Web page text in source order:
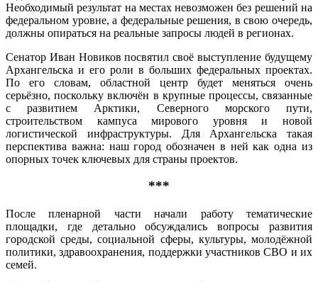
Необходимый результат на местах невозможен без решений на
федеральном уровне, а федеральные решения, в свою очередь,
должны опираться на реальные запросы людей в регионах.
Сенатор Иван Новиков посвятил своё выступление будущему
Архангельска и его роли в больших федеральных проектах.
По его словам, областной центр будет меняться очень
серьёзно, поскольку включён в крупные процессы, связанные
с развитием Арктики, Северного морского пути,
строительством кампуса мирового уровня и новой
логистической инфраструктуры. Для Архангельска такая
перспектива важна: наш город обозначен в ней как одна из
опорных точек ключевых для страны проектов.
***
После пленарной части начали работу тематические
площадки, где детально обсуждались вопросы развития
городской среды, социальной сферы, культуры, молодёжной
политики, здравоохранения, поддержки участников СВО и их
семей.